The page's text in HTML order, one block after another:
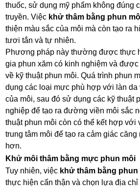
thuốc, sử dụng mỹ phẩm không đúng
truyền. Việc khử thâm bằng phun
thiện màu sắc của môi mà còn tạo ra
tươi tắn và tự nhiên.
Phương pháp này thường được thực
gia phun xăm có kinh nghiệm và
về kỹ thuật phun môi. Quá trình phun
dụng các loại mực phù hợp với làn da
của môi, sau đó sử dụng các kỹ thuật
nghiệp để tạo ra đường viền môi sắc
thuật phun môi còn có thể kết hợp với
trung tâm môi để tạo ra cảm giác
hơn.
Khử môi thâm bằng mực phun môi
Tuy nhiên, việc khử thâm bằng phun
thực hiện cẩn thận và chọn lựa địa chỉ